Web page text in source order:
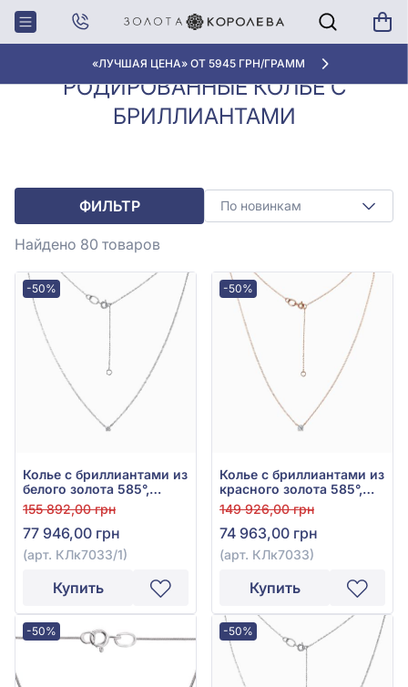
«ЛУЧШАЯ ЦЕНА» ОТ 5945 ГРН/ГРАММ
Главная
Колье с
бриллиантами
Родированные колье с
бриллиантами
РОДИРОВАННЫЕ КОЛЬЕ С
БРИЛЛИАНТАМИ
ФИЛЬТР По новинкам
Найдено 80 товаров
-50%
Колье с бриллиантами из
белого золота 585°,
Бриллиант 0,54ct, арт.
КЛк7033/1
155 892,00 грн
77 946,00 грн
(арт. КЛк7033/1)
Купить
-50%
Колье с бриллиантами из
красного золота 585°,
Бриллиант 0,51ct, арт.
КЛк7033
149 926,00 грн
74 963,00 грн
(арт. КЛк7033)
Купить
-50% -50%